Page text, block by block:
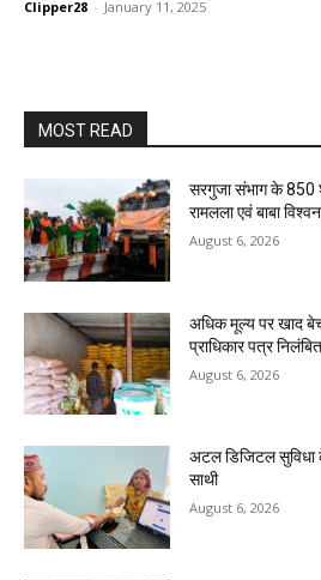
Clipper28 - January 11, 2025
MOST READ
सरगुजा संभाग के 850
रामलला एवं बाबा
August 6, 2026
अधिक मूल्य पर खाद
प्राधिकार पत्र निलंबित
August 6, 2026
अटल डिजिटल सुविधा
साथी
August 6, 2026